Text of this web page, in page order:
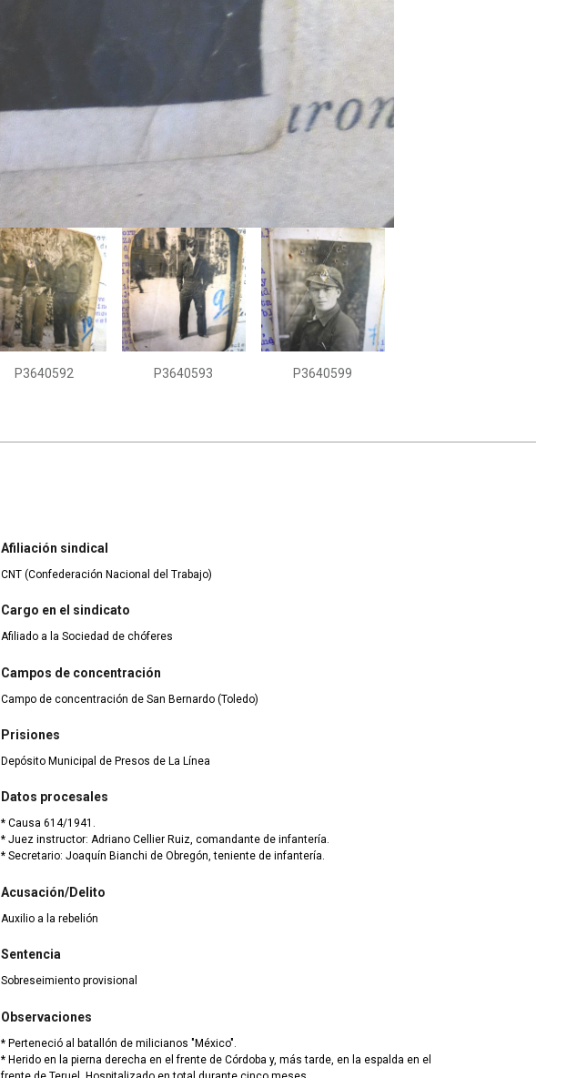
P3640592 P3640593 P3640599
Afiliación sindical
CNT (Confederación Nacional del Trabajo)
Cargo en el sindicato
Afiliado a la Sociedad de chóferes
Campos de concentración
Campo de concentración de San Bernardo (Toledo)
Prisiones
Depósito Municipal de Presos de La Línea
Datos procesales
* Causa 614/1941.
* Juez instructor: Adriano Cellier Ruiz, comandante de infantería.
* Secretario: Joaquín Bianchi de Obregón, teniente de infantería.
Acusación/Delito
Auxilio a la rebelión
Sentencia
Sobreseimiento provisional
Observaciones
* Perteneció al batallón de milicianos "México".
* Herido en la pierna derecha en el frente de Córdoba y, más tarde, en la espalda en el